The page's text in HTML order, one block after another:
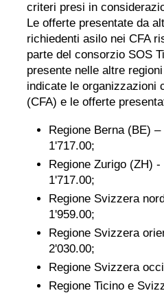
criteri presi in
Le offerte presentate da
richiedenti asilo nei CFA
parte del consorzio SOS
presente nelle altre
indicate le organizzazioni
(CFA) e le offerte
Regione Berna (BE)
1'717.00;
Regione Zurigo (ZH)
1'717.00;
Regione Svizzera
1'959.00;
Regione Svizzera
2'030.00;
Regione Svizzera
Regione Ticino e